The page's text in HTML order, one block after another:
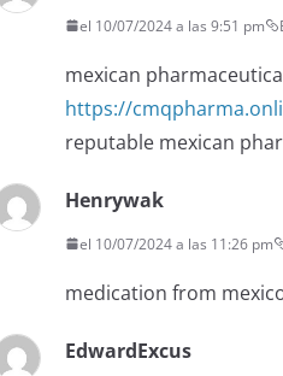
el 10/07/2024 a las 9:51 pm
mexican
https://
reputable mexican
Henrywak
el 10/07/2024 a las 11:26 pm
medication from
EdwardExcus